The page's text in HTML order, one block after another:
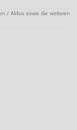
/ Akkus sowie die weiteren